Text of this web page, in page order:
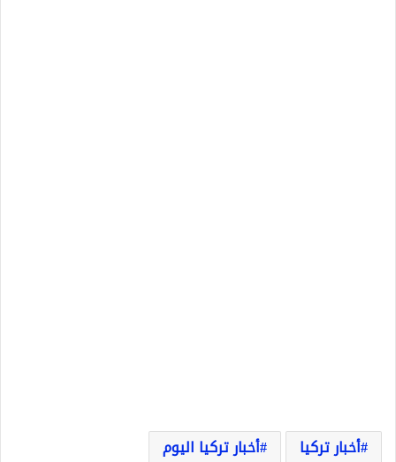
أخبار تركيا
أخبار تركيا اليوم